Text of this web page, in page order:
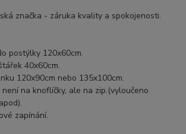
značka - záruka kvality a spokojenosti.
postýlky 120x60cm.
40x60cm.
120x90cm nebo 135x100cm.
na knoflíčky, ale na zip.(vyloučeno
zapínání.